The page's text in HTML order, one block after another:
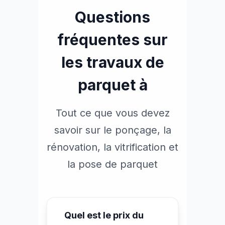
Questions
fréquentes sur
les travaux de
parquet à
Tout ce que vous devez
savoir sur le ponçage, la
rénovation, la vitrification et
la pose de parquet
Quel est le prix du